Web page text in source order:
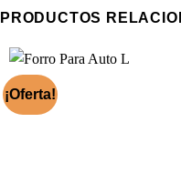
PRODUCTOS
¡Oferta!